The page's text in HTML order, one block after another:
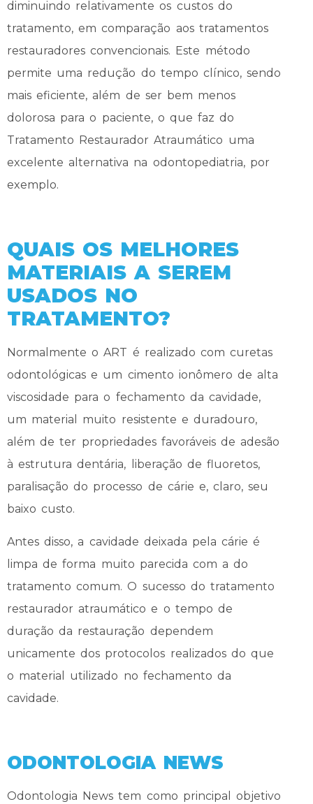
diminuindo relativamente os custos do
tratamento, em comparação aos tratamentos
restauradores convencionais. Este método
permite uma redução do tempo clínico, sendo
mais eficiente, além de ser bem menos
dolorosa para o paciente, o que faz do
Tratamento Restaurador Atraumático uma
excelente alternativa na odontopediatria, por
exemplo.
QUAIS OS MELHORES
MATERIAIS A SEREM
USADOS NO
TRATAMENTO?
Normalmente o ART é realizado com curetas
odontológicas e um cimento ionômero de alta
viscosidade para o fechamento da cavidade,
um material muito resistente e duradouro,
além de ter propriedades favoráveis de adesão
à estrutura dentária, liberação de fluoretos,
paralisação do processo de cárie e, claro, seu
baixo custo.
Antes disso, a cavidade deixada pela cárie é
limpa de forma muito parecida com a do
tratamento comum. O sucesso do tratamento
restaurador atraumático e o tempo de
duração da restauração dependem
unicamente dos protocolos realizados do que
o material utilizado no fechamento da
cavidade.
ODONTOLOGIA NEWS
Odontologia News tem como principal objetivo